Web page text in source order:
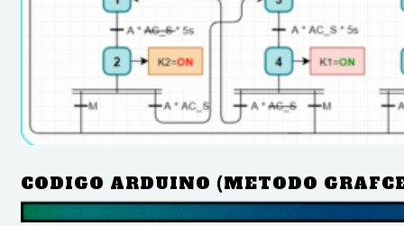
CODIGO ARDUINO (METODO